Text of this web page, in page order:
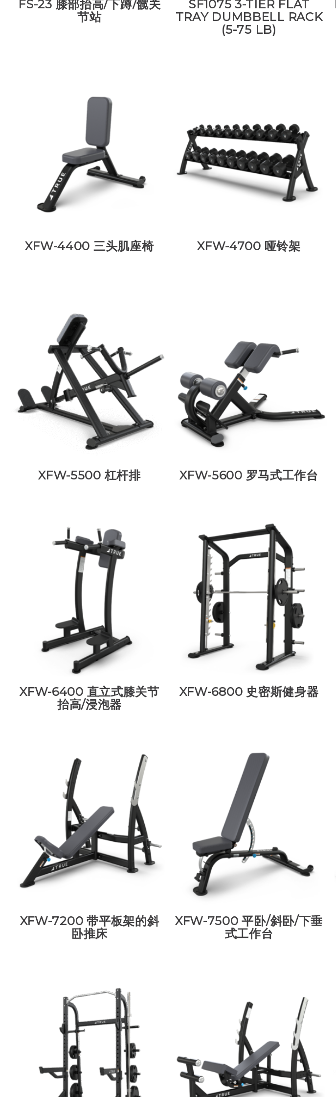
FS-23 膝部抬高/下蹲/髋关
节站
SF1075 3-TIER FLAT
TRAY DUMBBELL RACK
(5-75 LB)
XFW-4400 三头肌座椅 XFW-4700 哑铃架
XFW-5500 杠杆排 XFW-5600 罗马式工作台
XFW-6400 直立式膝关节
抬高/浸泡器
XFW-6800 史密斯健身器
XFW-7200 带平板架的斜
卧推床
XFW-7500 平卧/斜卧/下垂
式工作台